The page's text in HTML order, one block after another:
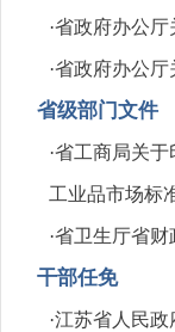
·省政府办公厅
·省政府办公厅
省级部门文件
·省工商局关于
工业品市场标
·省卫生厅省财
干部任免
·江苏省人民政